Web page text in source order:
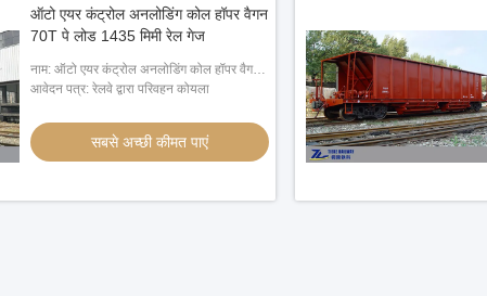
ऑटो एयर कंट्रोल अनलोडिंग कोल हॉपर वैगन
70T पे लोड 1435 मिमी रेल गेज
नाम: ऑटो एयर कंट्रोल अनलोडिंग कोल हॉपर वैगन
70T पे लोड 1435 मिमी रेल गेज
आवेदन पत्र: रेलवे द्वारा परिवहन कोयला
सबसे अच्छी कीमत पाएं